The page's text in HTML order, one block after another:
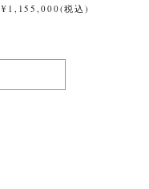
¥1,155,000(税込)